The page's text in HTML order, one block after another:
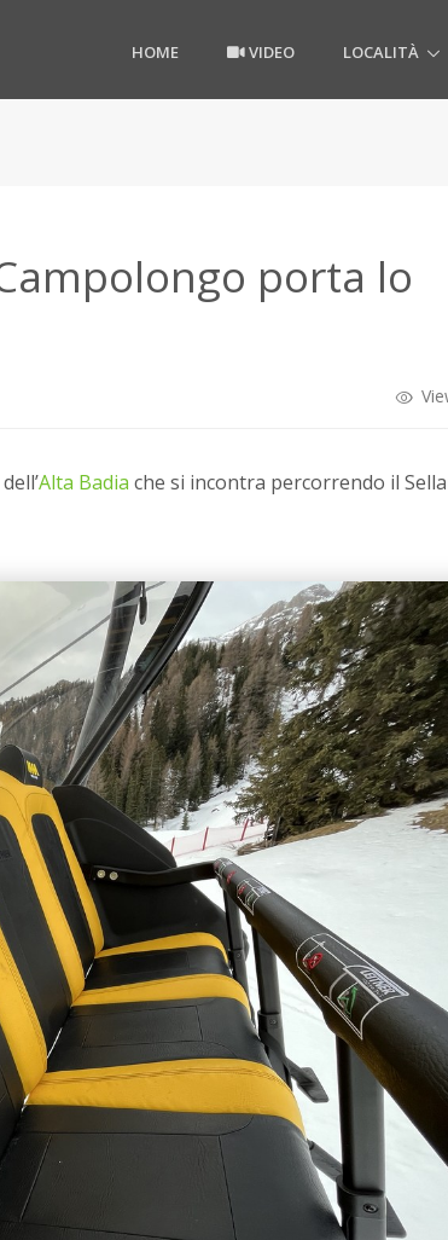
HOME VIDEO LOCALITÀ
porta lo
Alta Badia che si incontra percorrendo il